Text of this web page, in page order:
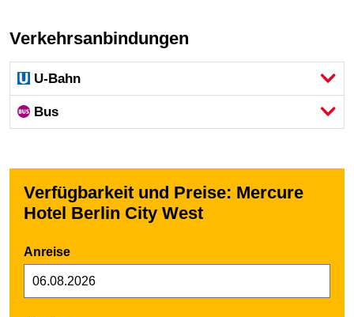
Verkehrsanbindungen
U-Bahn
Bus
Verfügbarkeit und Preise: Mercure
Hotel Berlin City West
Anreise